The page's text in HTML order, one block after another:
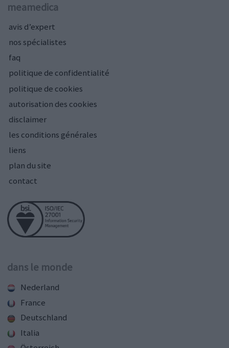
meamedica
avis d’expert
nos spécialistes
faq
politique de confidentialité
politique de cookies
autorisation des cookies
disclaimer
les conditions générales
liens
plan du site
contact
dans le monde
Nederland
France
Deutschland
Italia